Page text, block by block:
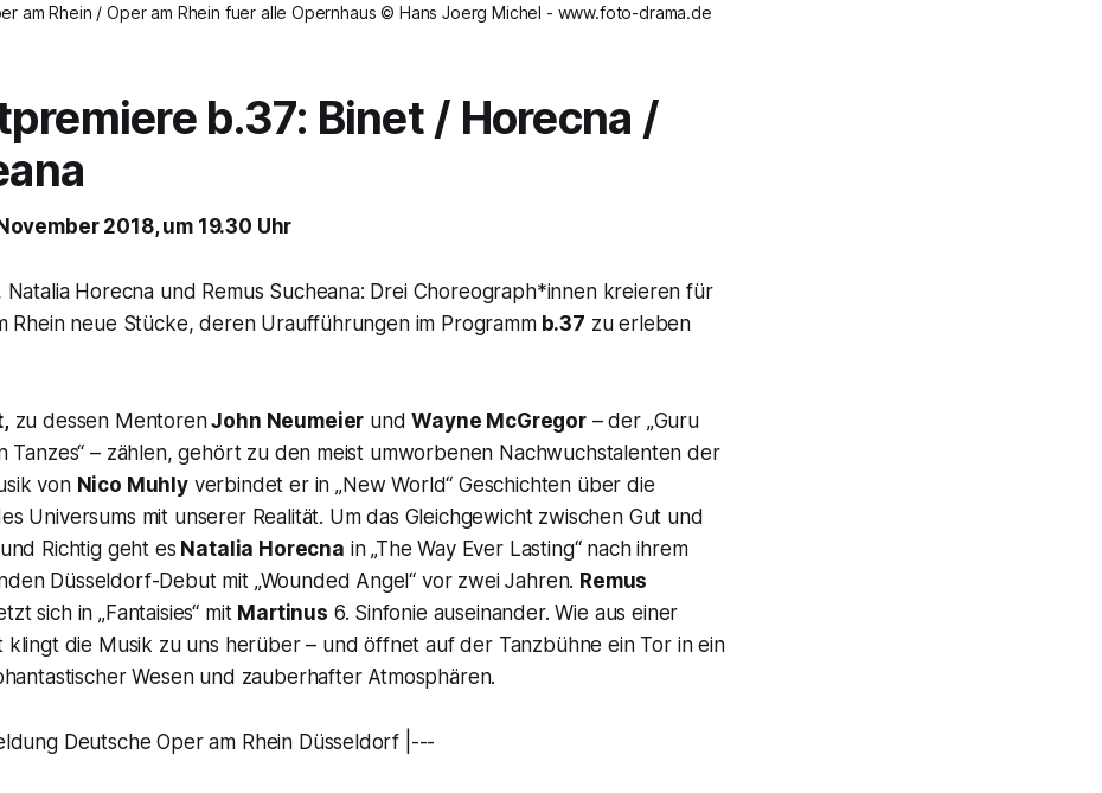
am Rhein / Oper am Rhein fuer alle Opernhaus © Hans Joerg Michel - www.foto-drama.de
b.37: Binet / Horecna /
2018, um 19.30 Uhr
Natalia Horecna und Remus Sucheana: Drei Choreograph*innen kreieren für
Rhein neue Stücke, deren Uraufführungen im Programmb.37 zu erleben
zu dessen MentorenJohn Neumeier undWayne McGregor– der „Guru
Tanzes“ – zählen, gehört zu den meist umworbenen Nachwuchstalenten der
von Nico Muhlyverbindet er in „New World“ Geschichten über die
Universums mit unserer Realität. Um das Gleichgewicht zwischen Gut und
Richtig geht es Natalia Horecna in„The Way Ever Lasting“nach ihrem
Düsseldorf-Debut mit „Wounded Angel“ vor zwei Jahren. Remus
sich in „Fantaisies“ mit Martinus 6. Sinfonie auseinander. Wie aus einer
klingt die Musik zu uns herüber – und öffnet auf der Tanzbühne ein Tor in ein
Wesen und zauberhafter Atmosphären.
Deutsche Oper am Rhein Düsseldorf |---